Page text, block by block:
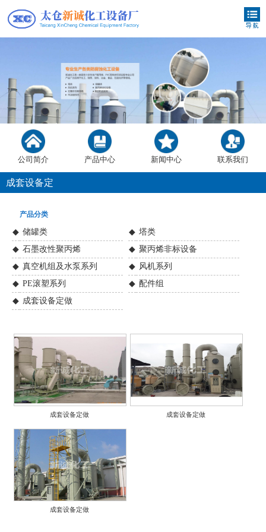
公司简介 产品中心 新闻中心 联系我们
成套设备定
产品分类
◆ 储罐类 ◆ 塔类
◆ 石墨改性聚丙烯 ◆ 聚丙烯非标设备
◆ 真空机组及水泵系列 ◆ 风机系列
◆ PE滚塑系列 ◆ 配件组
◆ 成套设备定做
成套设备定做 成套设备定做
成套设备定做